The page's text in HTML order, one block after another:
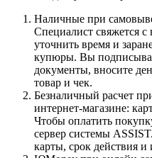
Наличные при
Специалист свяжется
уточнить время и
купюры. Вы
документы, вносите
товар и чек.
Безналичный расчет
интернет-магазине:
Чтобы оплатить
сервер системы
карты, срок действия и